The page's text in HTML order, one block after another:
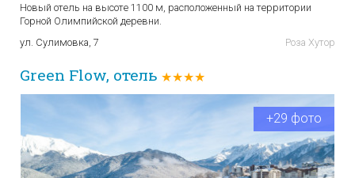
Новый отель на высоте 1100 м, расположенный на территории
Горной Олимпийской деревни.
ул. Сулимовка, 7 ​
Роза Хутор
Green Flow, отель ★★★★
+29 фото